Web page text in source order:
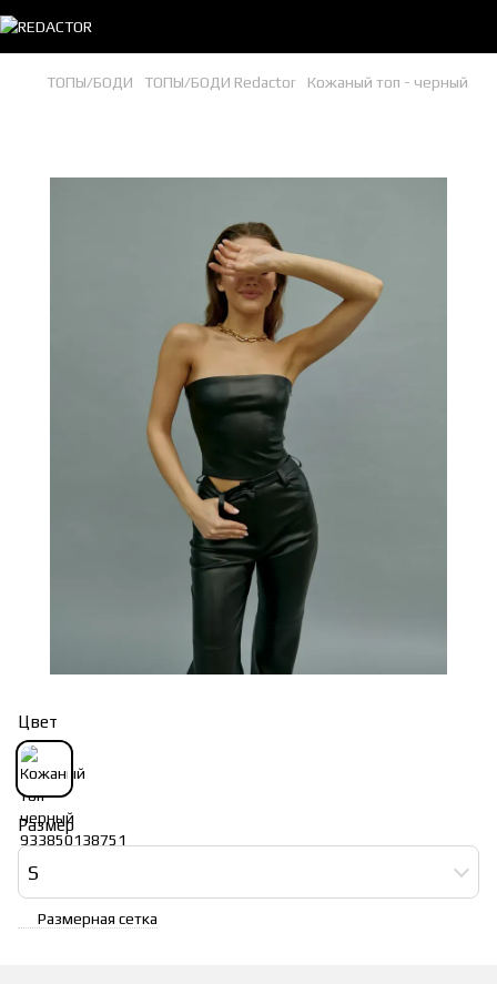
ТОПЫ/БОДИ ТОПЫ/БОДИ Redactor Кожаный топ - черный
Цвет
Размер
S
Размерная сетка